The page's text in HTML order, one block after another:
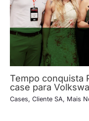
Tempo conquista
case para
Cases, Cliente SA, Mais